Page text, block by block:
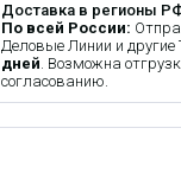
Доставка в регионы
По всей России:
Деловые Линии и
дней. Возможна
согласованию.